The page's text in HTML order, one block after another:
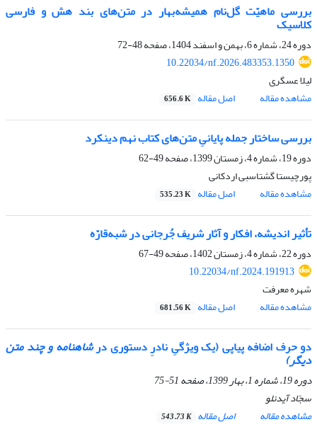
بررسی ماهیّت گل‌نام همیشه‌بهار در متن‌های بند هش و فارسی
کلاسیک
دوره 24، شماره 6، بهمن و اسفند 1404، صفحه
48-72
10.22034/nf.2026.483353.1350
لیلا عسگری
مشاهده مقاله
اصل مقاله 656.6 K
بررسی ساختار جمله پایانیِ متن‌های کتاب نهم دینکرد
دوره 19، شماره 4، زمستان 1399، صفحه
49-62
پورچیستا گشتاسبی اردکانی
مشاهده مقاله
اصل مقاله 535.23 K
تأثیر اندیشه، افکار و آثار شریف جُرجانی در شبه‌قارّه
دوره 22، شماره 4، زمستان 1402، صفحه
49-67
10.22034/nf.2024.191913
شهره معرفت
مشاهده مقاله
اصل مقاله 681.56 K
دو حرف اضافه پیاپی (یک ویژگیِ نادرِ دستوری درشاهنامهو چند متن
دیگر)
دوره 19، شماره 1، بهار 1399، صفحه
51-75
سجّاد آیدنلو
مشاهده مقاله
اصل مقاله 543.73 K